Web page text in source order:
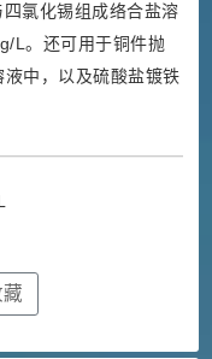
氯化锡组成络合盐溶
L。还可用于铜件抛
中，以及硫酸盐镀铁
藏